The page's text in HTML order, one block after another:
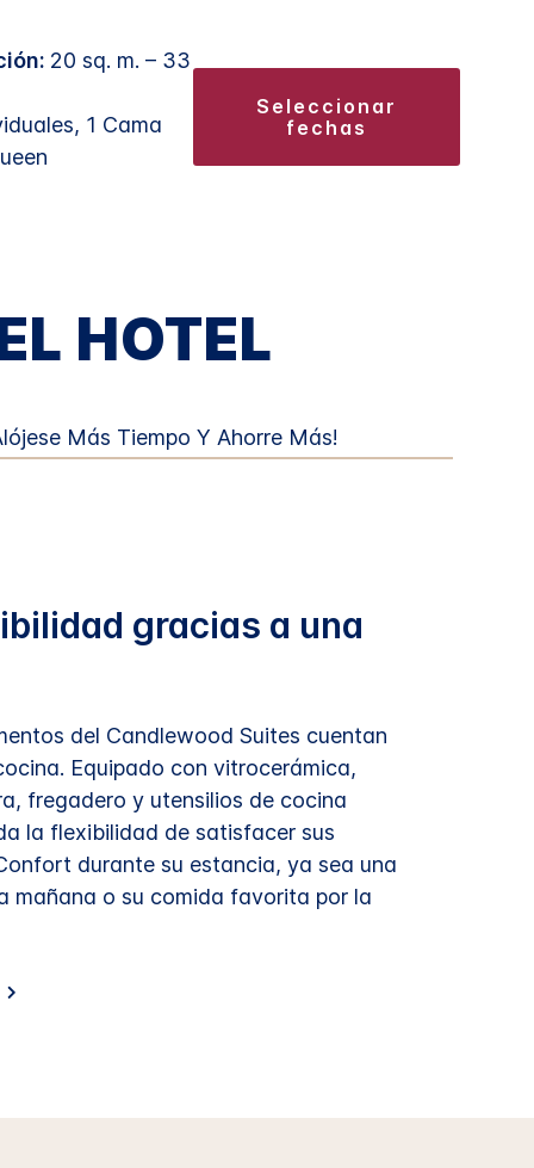
20 sq. m. – 33
1 Cama
seleccionar
fechas
HOTEL
Más Tiempo Y Ahorre Más!
gracias a una
del Candlewood Suites cuentan
Equipado con vitrocerámica,
fregadero y utensilios de cocina
la flexibilidad de satisfacer sus
durante su estancia, ya sea una
mañana o su comida favorita por la